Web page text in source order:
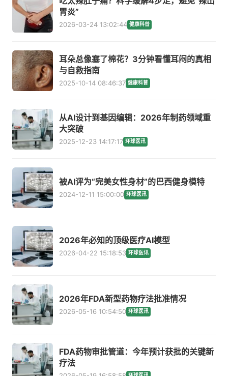
胃炎”
2026-03-24 13:02:44 健康科普
耳朵总像塞了棉花？3分钟看懂耳闷的真相
与自救指南
2025-10-14 08:46:37 健康科普
从AI设计到基因编辑：2026年制药领域重
大突破
2025-12-23 14:17:17 环球医讯
被AI评为“完美女性身材”的巴西健身模特
2024-12-11 15:00:00 环球医讯
2026年必知的顶级医疗AI模型
2026-04-22 15:18:53 环球医讯
2026年FDA新型药物疗法批准情况
2026-05-16 10:54:50 环球医讯
FDA药物审批管道：今年预计获批的关键新
疗法